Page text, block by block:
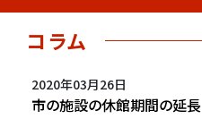
コラム
2020年03月26日
市の施設の休館期間の延長